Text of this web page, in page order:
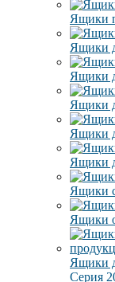
Ящики
Ящики
Ящики
Ящики
Ящики
Ящики
Ящики
Ящики
Ящики
Серия